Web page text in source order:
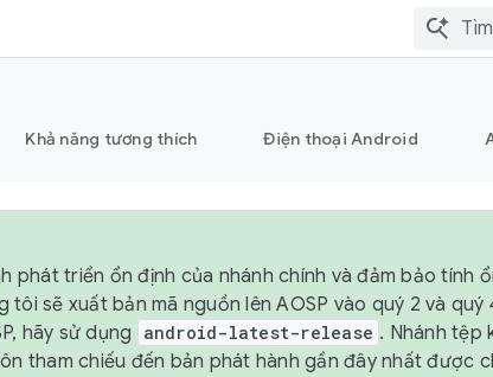
Khả năng tương thích Điện thoại Android
phát triển ổn định của nhánh chính và đảm bảo tính
tôi sẽ xuất bản mã nguồn lên AOSP vào quý 2 và quý
hãy sử dụng
android-latest-release . Nhánh tệp
tham chiếu đến bản phát hành gần đây nhất được